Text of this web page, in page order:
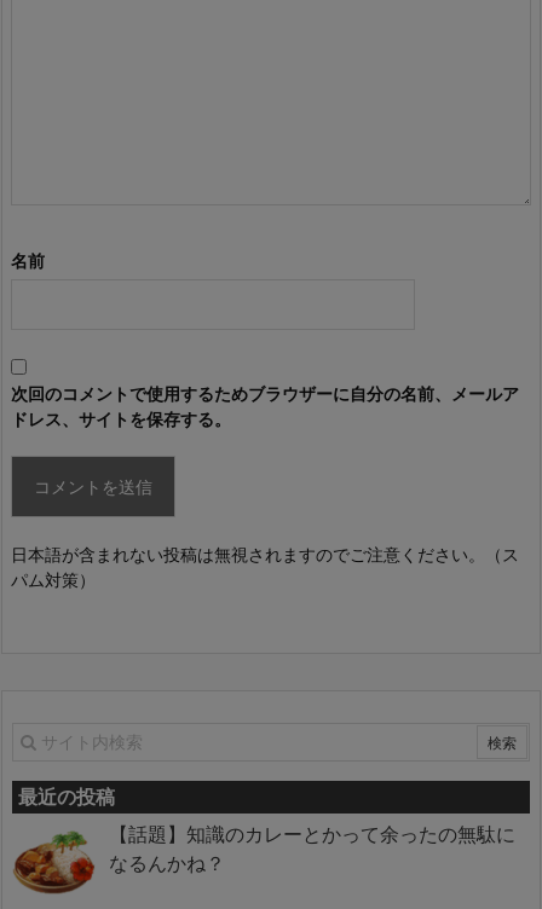
名前
次回のコメントで使用するためブラウザーに自分の名前、メールア
ドレス、サイトを保存する。
日本語が含まれない投稿は無視されますのでご注意ください。（ス
パム対策）
最近の投稿
【話題】知識のカレーとかって余ったの無駄に
なるんかね？